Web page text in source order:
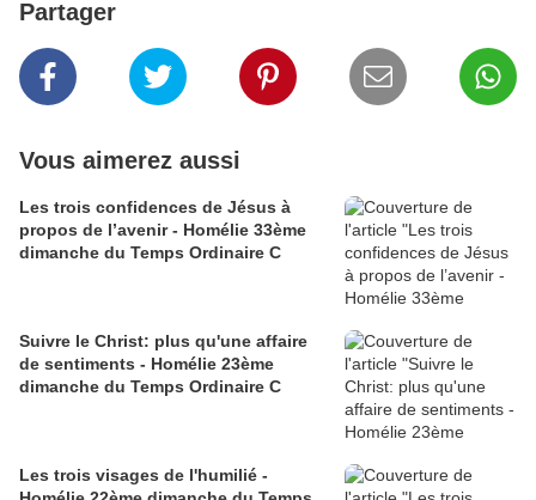
Partager
Vous aimerez aussi
Les trois confidences de Jésus à
propos de l’avenir - Homélie 33ème
dimanche du Temps Ordinaire C
Suivre le Christ: plus qu'une affaire
de sentiments - Homélie 23ème
dimanche du Temps Ordinaire C
Les trois visages de l'humilié -